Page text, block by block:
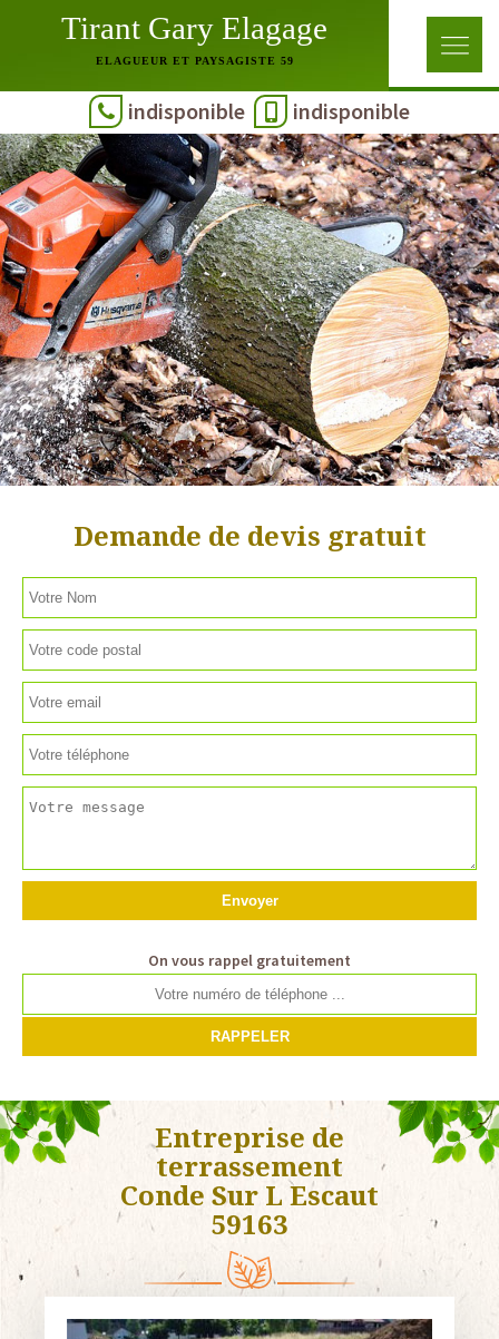
Tirant Gary Elagage
ELAGUEUR ET PAYSAGISTE 59
indisponible indisponible
Demande de devis gratuit
On vous rappel gratuitement
Entreprise de
terrassement
Conde Sur L Escaut
59163